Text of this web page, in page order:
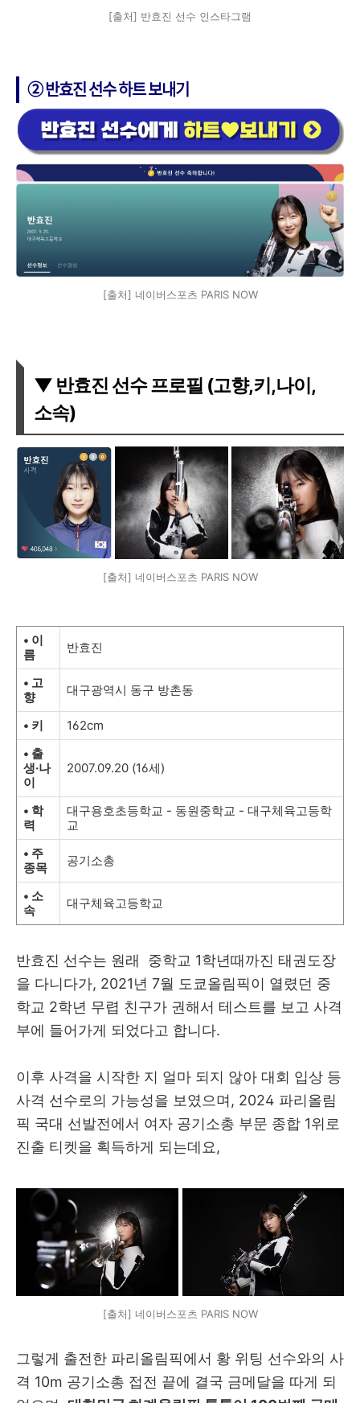
[출처] 반효진 선수 인스타그램
➁ 반효진 선수 하트 보내기
[출처] 네이버스포츠 PARIS NOW
▼ 반효진 선수 프로필 (고향,키,나이,
소속)
[출처] 네이버스포츠 PARIS NOW
• 이
름
반효진
• 고
향
대구광역시 동구 방촌동
• 키
162cm
• 출
생·나
이
2007.09.20 (16세)
• 학
력
대구용호초등학교 - 동원중학교 - 대구체육고등학
교
• 주
종목
공기소총
• 소
속
대구체육고등학교
반효진 선수는 원래
중학교 1학년때까진 태권도장
을 다니다가, 2021년 7월 도쿄올림픽이 열렸던 중
학교 2학년 무렵 친구가 권해서 테스트를 보고 사격
부에 들어가게 되었다고 합니다.
이후 사격을 시작한 지 얼마 되지 않아 대회 입상 등
사격 선수로의 가능성을 보였으며, 2024 파리올림
픽 국대 선발전에서 여자 공기소총 부문 종합 1위로
진출 티켓을 획득하게 되는데요,
[출처] 네이버스포츠 PARIS NOW
그렇게 출전한 파리올림픽에서 황 위팅 선수와의 사
격 10m 공기소총 접전 끝에 결국 금메달을 따게 되